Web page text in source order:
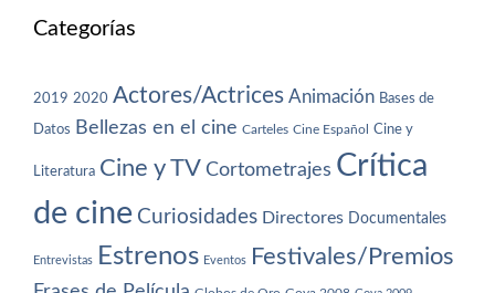
Categorías
2019 2020 Actores/Actrices Animación Bases de
Datos Bellezas en el cine Carteles Cine Español Cine y
Literatura Cine y TV Cortometrajes Crítica
de cine Curiosidades Directores Documentales
Entrevistas Estrenos Eventos Festivales/Premios